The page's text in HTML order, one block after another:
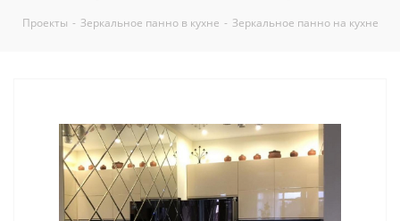
Проекты - Зеркальное панно в кухне - Зеркальное панно на кухне